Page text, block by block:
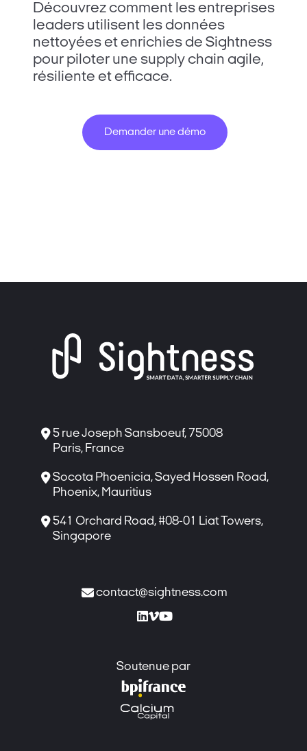
Découvrez comment les entreprises
leaders utilisent les données
nettoyées et enrichies de Sightness
pour piloter une supply chain agile,
résiliente et efficace.
Demander une démo
 5 rue Joseph Sansboeuf, 75008
Paris, France
Socota Phoenicia, Sayed Hossen Road,
Phoenix, Mauritius
 541 Orchard Road, #08-01 Liat Towers,
Singapore
contact@sightness.com

Soutenue par